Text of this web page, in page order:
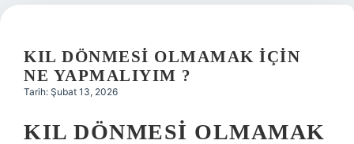
Hakkımızda
Hakkımızda
KIL DÖNMESI OLMAMAK IÇIN
NE YAPMALIYIM ?
Tarih: Şubat 13, 2026
KIL DÖNMESI OLMAMAK